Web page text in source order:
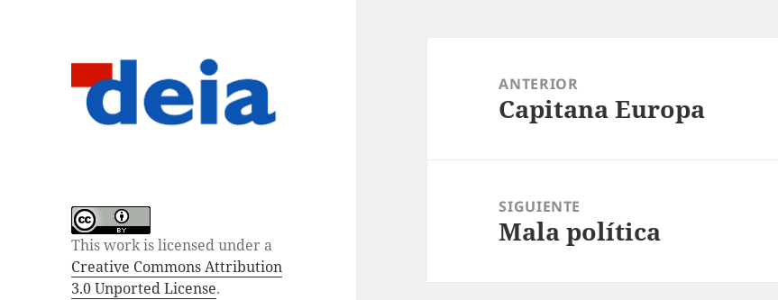
This work is licensed under a
Creative Commons Attribution
3.0 Unported License.
entradas
ANTERIOR
Entrada
Capitana Europa
SIGUIENTE
Entrada
Mala política